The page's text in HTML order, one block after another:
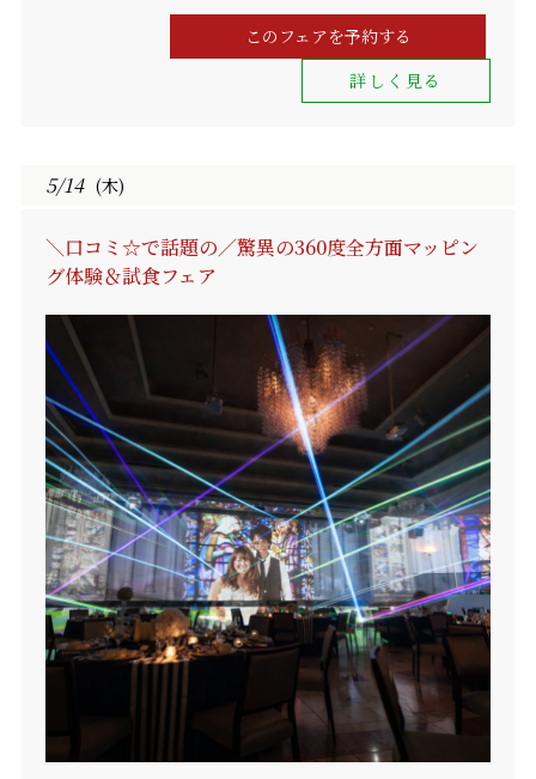
このフェアを予約する
詳しく見る
5/14 (木)
＼口コミ☆で話題の／驚異の360度全方面マッピン
グ体験＆試食フェア